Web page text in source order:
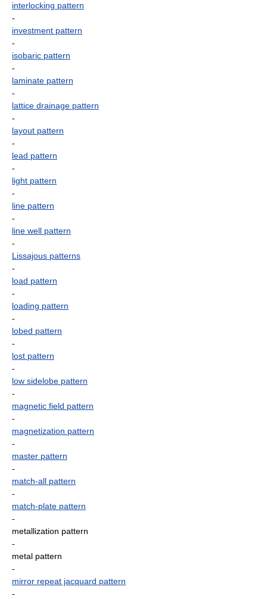
interlocking pattern
-
investment pattern
-
isobaric pattern
-
laminate pattern
-
lattice drainage pattern
-
layout pattern
-
lead pattern
-
light pattern
-
line pattern
-
line well pattern
-
Lissajous patterns
-
load pattern
-
loading pattern
-
lobed pattern
-
lost pattern
-
low sidelobe pattern
-
magnetic field pattern
-
magnetization pattern
-
master pattern
-
match-all pattern
-
match-plate pattern
-
metallization pattern
-
metal pattern
-
mirror repeat jacquard pattern
-